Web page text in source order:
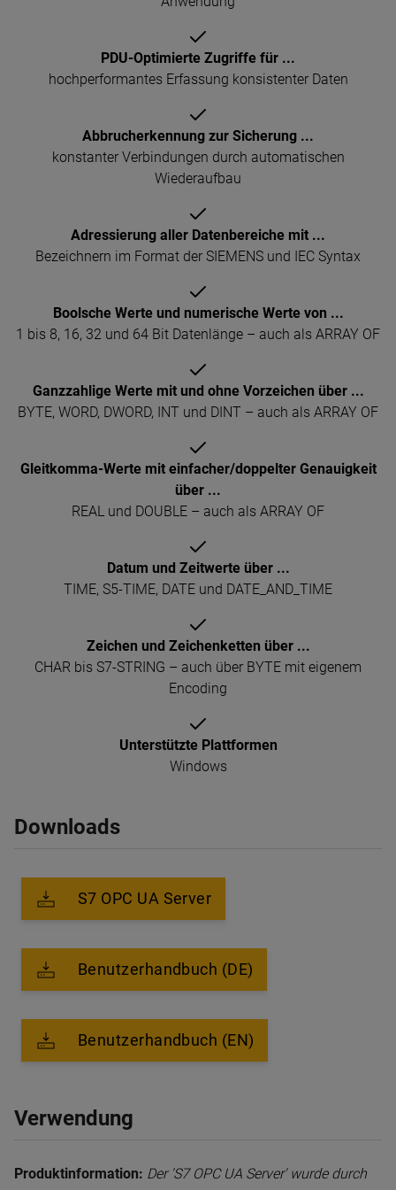
Verwendung
Produktinformation: Der 'S7 OPC UA Server' wurde durch
PDU-Optimierte Zugriffe für ...
hochperformantes Erfassung konsistenter Daten
Abbrucherkennung zur Sicherung ...
konstanter Verbindungen durch automatischen
Wiederaufbau
Adressierung aller Datenbereiche mit ...
Bezeichnern im Format der SIEMENS und IEC Syntax
Boolsche Werte und numerische Werte von ...
1 bis 8, 16, 32 und 64 Bit Datenlänge – auch als ARRAY OF
Ganzzahlige Werte mit und ohne Vorzeichen über ...
BYTE, WORD, DWORD, INT und DINT – auch als ARRAY OF
Gleitkomma-Werte mit einfacher/doppelter Genauigkeit
über ...
REAL und DOUBLE – auch als ARRAY OF
Datum und Zeitwerte über ...
TIME, S5-TIME, DATE und DATE_AND_TIME
Zeichen und Zeichenketten über ...
CHAR bis S7-STRING – auch über BYTE mit eigenem
Encoding
Unterstützte Plattformen
Windows
Downloads
S7 OPC UA Server
Benutzerhandbuch (DE)
Benutzerhandbuch (EN)